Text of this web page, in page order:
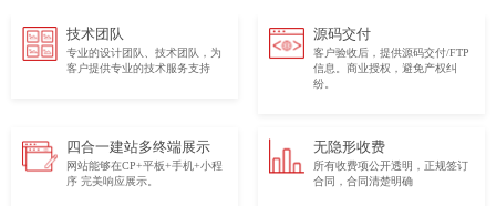
技术团队
专业的设计团队、技术团队，为
客户提供专业的技术服务支持
源码交付
客户验收后，提供源码交付/FTP
信息。商业授权，避免产权纠
纷。
四合一建站多终端展示
网站能够在CP+平板+手机+小程
序 完美响应展示。
无隐形收费
所有收费项公开透明，正规签订
合同，合同清楚明确